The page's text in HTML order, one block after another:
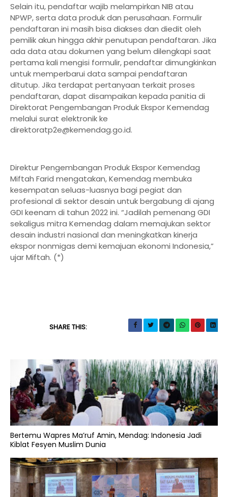
Selain itu, pendaftar wajib melampirkan NIB atau
NPWP, serta data produk dan perusahaan. Formulir
pendaftaran ini masih bisa diakses dan diedit oleh
pemilik akun hingga akhir penutupan pendaftaran. Jika
ada data atau dokumen yang belum dilengkapi saat
pertama kali mengisi formulir, pendaftar dimungkinkan
untuk memperbarui data sampai pendaftaran
ditutup. Jika terdapat pertanyaan terkait proses
pendaftaran, dapat disampaikan kepada panitia di
Direktorat Pengembangan Produk Ekspor Kemendag
melalui surat elektronik ke
direktoratp2e@kemendag.go.id.
Direktur Pengembangan Produk Ekspor Kemendag
Miftah Farid mengatakan, Kemendag membuka
kesempatan seluas-luasnya bagi pegiat dan
profesional di sektor desain untuk bergabung di ajang
GDI keenam di tahun 2022 ini. “Jadilah pemenang GDI
sekaligus mitra Kemendag dalam memajukan sektor
desain industri nasional dan meningkatkan kinerja
ekspor nonmigas demi kemajuan ekonomi Indonesia,”
ujar Miftah. (*)
SHARE THIS:
Bertemu Wapres Ma’ruf Amin, Mendag: Indonesia Jadi
Kiblat Fesyen Muslim Dunia